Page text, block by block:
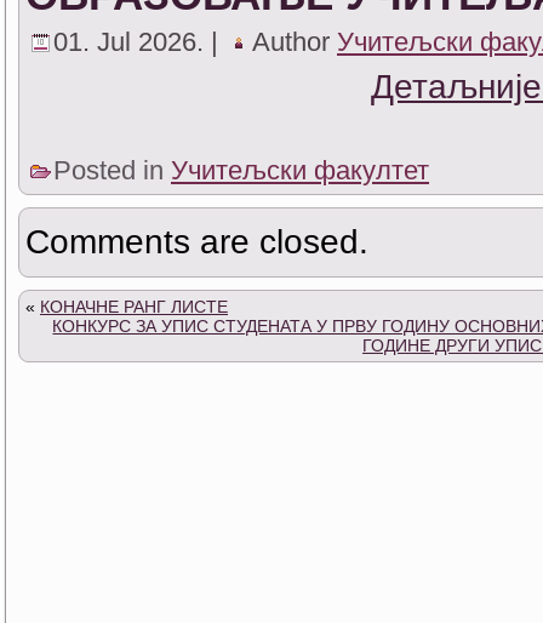
01. Jul 2026. | Author Учитељски
Posted in Учитељски факултет
Comments are closed.
« КОНАЧНЕ РАНГ ЛИСТЕ
КОНКУРС ЗА УПИС СТУДЕНАТА У ПРВУ ГОДИНУ
ГОДИНЕ ДРУГИ